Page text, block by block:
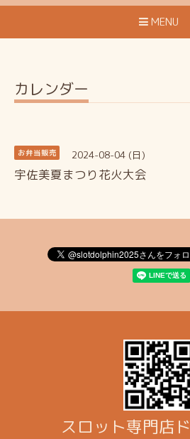
MENU
カレンダー
お弁当販売 2024-08-04 (日)
宇佐美夏まつり花火大会
スロット専門店